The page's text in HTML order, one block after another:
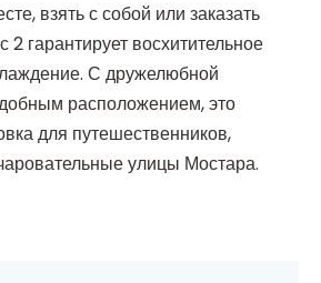
взять с собой или заказать
2 гарантирует восхитительное
С дружелюбной
расположением, это
для путешественников,
улицы Мостара.